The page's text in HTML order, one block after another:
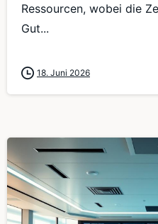
Ressourcen, wobei die
Gut...
18. Juni 2026